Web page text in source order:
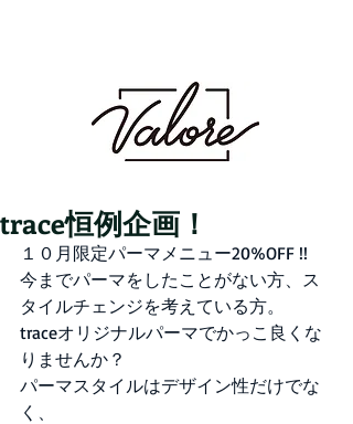
鹿児島美容室 デザイン 似合わせ パ
ーマ メンズパーマ 波巻き スパイラル ツイスト
ツイスパ ピンパーマ ダウンパーマ カラー ダブル
カラー ハイトーン ブリーチ １ブリーチ メッシュ
メッシュキャップ ホワイト シルバー ベージュ ミル
trace恒例企画！
１０月限定パーマメニュー20%OFF !!
今までパーマをしたことがない方、ス
タイルチェンジを考えている方。
traceオリジナルパーマでかっこ良くな
りませんか？
パーマスタイルはデザイン性だけでな
く、